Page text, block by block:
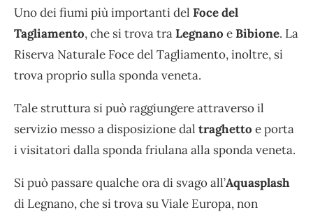
Uno dei fiumi più importanti del Foce del
Tagliamento, che si trova traLegnano eBibione. La
Riserva Naturale Foce del Tagliamento, inoltre, si
trova proprio sulla sponda veneta.
Tale struttura si può raggiungere attraverso il
servizio messo a disposizione dal traghetto e porta
i visitatori dalla sponda friulana alla sponda veneta.
Si può passare qualche ora di svago all’Aquasplash
di Legnano, che si trova su Viale Europa, non